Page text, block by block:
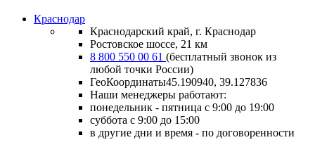
Краснодар
Краснодарский край, г. Краснодар
Ростовское шоссе, 21 км
8 800 550 00 61 (бесплатный звонок из
любой точки России)
ГеоКоординаты45.190940, 39.127836
Наши менеджеры работают:
понедельник - пятница с 9:00 до 19:00
суббота с 9:00 до 15:00
в другие дни и время - по договоренности